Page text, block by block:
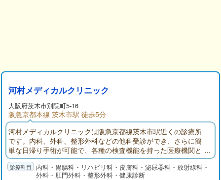
河村メディカルクリニック
大阪府茨木市別院町5-16
阪急京都本線 茨木市駅 徒歩5分
河村メディカルクリニックは阪急京都線茨木市駅近くの診療所
です。内科、外科、整形外科などの他科受診ができ、さらに簡
単な日帰り手術が可能で、各種の検査機能を持った医療機関と
して、お気軽にご相談ください。
内科・胃腸科・リハビリ科・皮膚科・泌尿器科・放射線科・
外科・肛門外科・整形外科・健康診断